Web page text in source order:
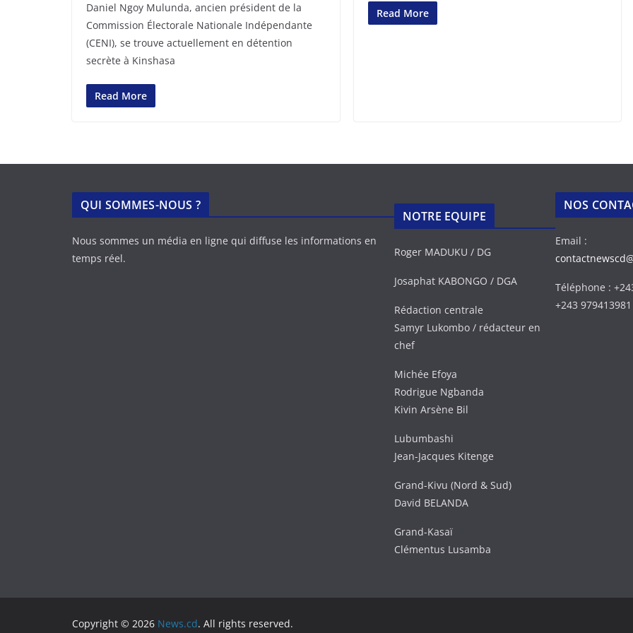
Daniel Ngoy Mulunda, ancien président de la
Commission Électorale Nationale Indépendante
(CENI), se trouve actuellement en détention
secrète à Kinshasa
Read More
Read More
QUI SOMMES-NOUS ?
Nous sommes un média en ligne qui diffuse les informations en
temps réel.
NOTRE EQUIPE
Roger MADUKU / DG
Josaphat KABONGO / DGA
Rédaction centrale
Samyr Lukombo / rédacteur en
chef
Michée Efoya
Rodrigue Ngbanda
Kivin Arsène Bil
Lubumbashi
Jean-Jacques Kitenge
Grand-Kivu (Nord & Sud)
David BELANDA
Grand-Kasaï
Clémentus Lusamba
NOS
Email :
Téléphone :
+243 979413981
Copyright © 2026 News.cd. All rights reserved.